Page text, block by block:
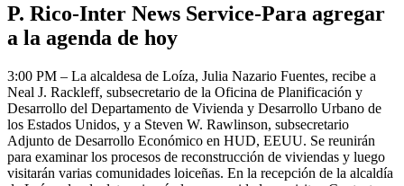
P. Rico-Inter News Service-Para agregar
a la agenda de hoy
3:00 PM – La alcaldesa de Loíza, Julia Nazario Fuentes, recibe a
Neal J. Rackleff, subsecretario de la Oficina de Planificación y
Desarrollo del Departamento de Vivienda y Desarrollo Urbano de
los Estados Unidos, y a Steven W. Rawlinson, subsecretario
Adjunto de Desarrollo Económico en HUD, EEUU. Se reunirán
para examinar los procesos de reconstrucción de viviendas y luego
visitarán varias comunidades loiceñas. En la recepción de la alcaldía